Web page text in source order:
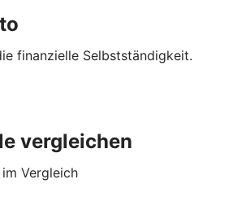
finanzielle Selbstständigkeit.
vergleichen
Vergleich